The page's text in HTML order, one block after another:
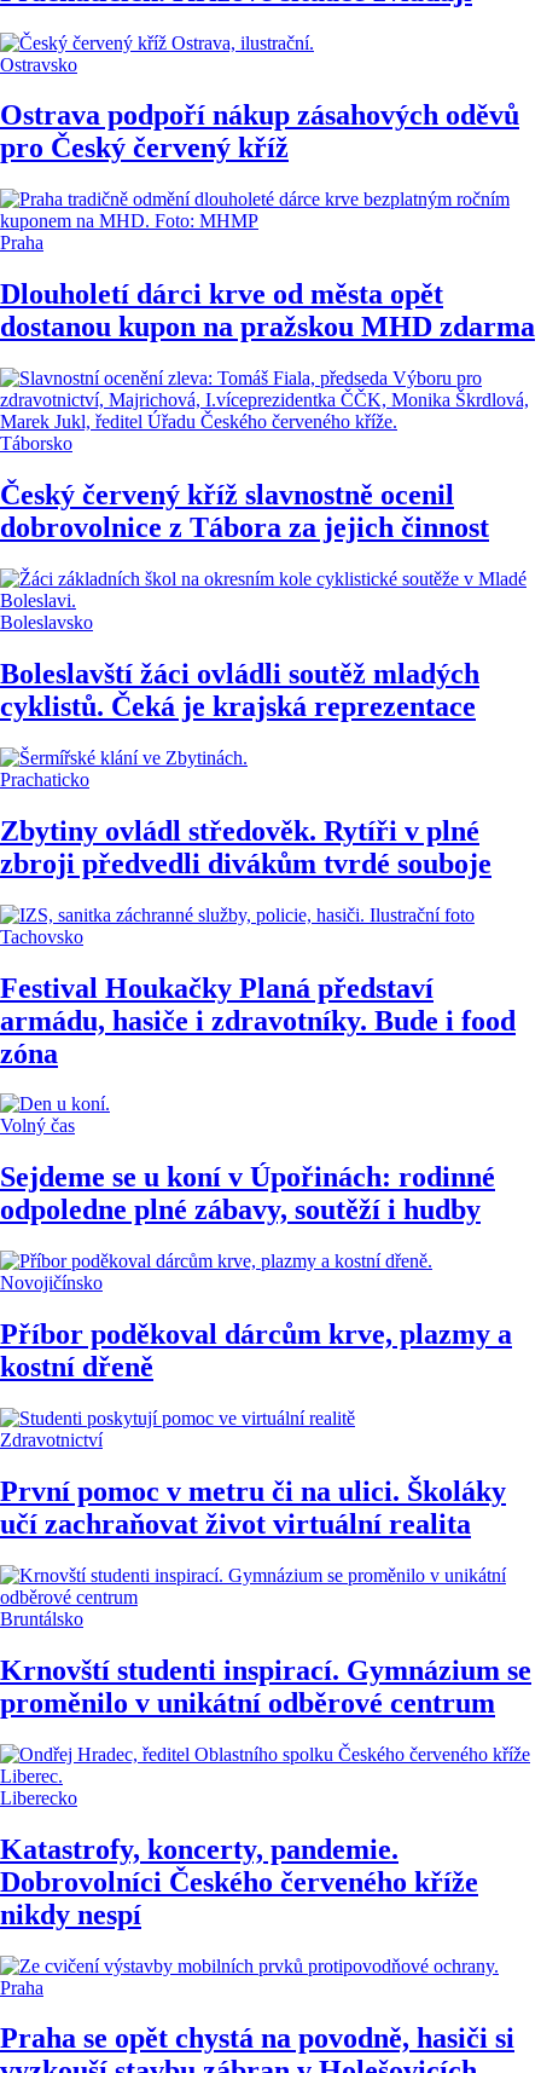
Ostravsko
Ostrava podpoří nákup zásahových oděvů
pro Český červený kříž
Praha
Dlouholetí dárci krve od města opět
dostanou kupon na pražskou MHD zdarma
Táborsko
Český červený kříž slavnostně ocenil
dobrovolnice z Tábora za jejich činnost
Boleslavsko
Boleslavští žáci ovládli soutěž mladých
cyklistů. Čeká je krajská reprezentace
Prachaticko
Zbytiny ovládl středověk. Rytíři v plné
zbroji předvedli divákům tvrdé souboje
Tachovsko
Festival Houkačky Planá představí
armádu, hasiče i zdravotníky. Bude i food
zóna
Volný čas
Sejdeme se u koní v Úpořinách: rodinné
odpoledne plné zábavy, soutěží i hudby
Novojičínsko
Příbor poděkoval dárcům krve, plazmy a
kostní dřeně
Zdravotnictví
První pomoc v metru či na ulici. Školáky
učí zachraňovat život virtuální realita
Bruntálsko
Krnovští studenti inspirací. Gymnázium se
proměnilo v unikátní odběrové centrum
Liberecko
Katastrofy, koncerty, pandemie.
Dobrovolníci Českého červeného kříže
nikdy nespí
Praha
Praha se opět chystá na povodně, hasiči si